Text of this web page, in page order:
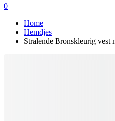
0
Home
Hemdjes
Stralende Bronskleurig vest